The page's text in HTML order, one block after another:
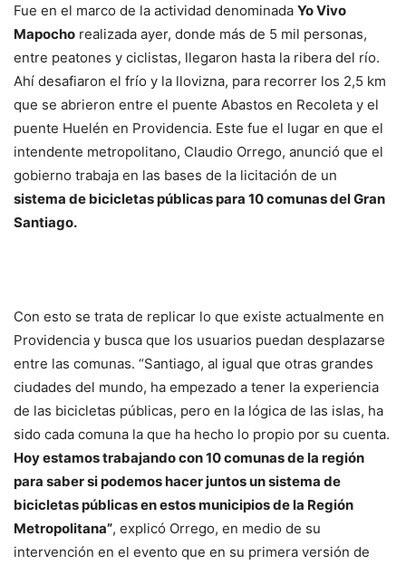
Fue en el marco de la actividad denominada Yo Vivo
Mapocho realizada ayer, donde más de 5 mil personas,
entre peatones y ciclistas, llegaron hasta la ribera del río.
Ahí desafiaron el frío y la llovizna, para recorrer los 2,5 km
que se abrieron entre el puente Abastos en Recoleta y el
puente Huelén en Providencia. Este fue el lugar en que el
intendente metropolitano, Claudio Orrego, anunció que el
gobierno trabaja en las bases de la licitación de un
sistema de bicicletas públicas para 10 comunas del Gran
Santiago.
Con esto se trata de replicar lo que existe actualmente en
Providencia y busca que los usuarios puedan desplazarse
entre las comunas. “Santiago, al igual que otras grandes
ciudades del mundo, ha empezado a tener la experiencia
de las bicicletas públicas, pero en la lógica de las islas, ha
sido cada comuna la que ha hecho lo propio por su cuenta.
Hoy estamos trabajando con 10 comunas de la región
para saber si podemos hacer juntos un sistema de
bicicletas públicas en estos municipios de la Región
Metropolitana”, explicó Orrego, en medio de su
intervención en el evento que en su primera versión de